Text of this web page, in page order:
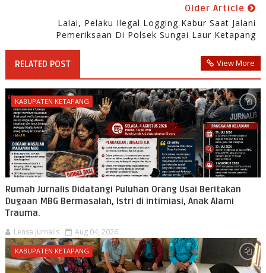
Older Article
Lalai, Pelaku Ilegal Logging Kabur Saat Jalani
Pemeriksaan Di Polsek Sungai Laur Ketapang
RELATED POST View More
KABUPATEN KETAPANG
Rumah Jurnalis Didatangi Puluhan Orang Usai Beritakan
Dugaan MBG Bermasalah, Istri di intimiasi, Anak Alami
Trauma.
Lensa Jurnalis Aug 04, 2026
KABUPATEN KETAPANG